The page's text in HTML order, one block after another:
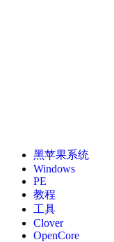
黑苹果系统
Windows
PE
教程
工具
Clover
OpenCore